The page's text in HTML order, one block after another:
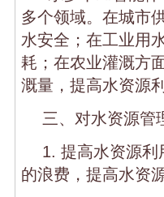
多个领域。在城市
水安全；在工业用
耗；在农业灌溉方
溉量，提高水资源
三、对水资源管
1. 提高水资源
的浪费，提高水资